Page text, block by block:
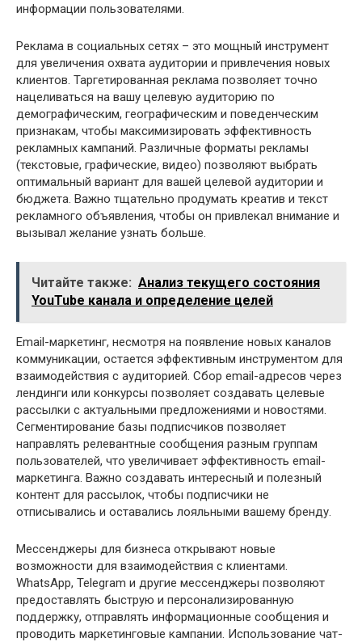
информации пользователями.
Реклама в социальных сетях – это мощный инструмент
для увеличения охвата аудитории и привлечения новых
клиентов. Таргетированная реклама позволяет точно
нацеливаться на вашу целевую аудиторию по
демографическим, географическим и поведенческим
признакам, чтобы максимизировать эффективность
рекламных кампаний. Различные форматы рекламы
(текстовые, графические, видео) позволяют выбрать
оптимальный вариант для вашей целевой аудитории и
бюджета. Важно тщательно продумать креатив и текст
рекламного объявления, чтобы он привлекал внимание и
вызывал желание узнать больше.
Читайте также: Анализ текущего состояния
YouTube канала и определение целей
Email-маркетинг, несмотря на появление новых каналов
коммуникации, остается эффективным инструментом для
взаимодействия с аудиторией. Сбор email-адресов через
лендинги или конкурсы позволяет создавать целевые
рассылки с актуальными предложениями и новостями.
Сегментирование базы подписчиков позволяет
направлять релевантные сообщения разным группам
пользователей, что увеличивает эффективность email-
маркетинга. Важно создавать интересный и полезный
контент для рассылок, чтобы подписчики не
отписывались и оставались лояльными вашему бренду.
Мессенджеры для бизнеса открывают новые
возможности для взаимодействия с клиентами.
WhatsApp, Telegram и другие мессенджеры позволяют
предоставлять быструю и персонализированную
поддержку, отправлять информационные сообщения и
проводить маркетинговые кампании. Использование чат-